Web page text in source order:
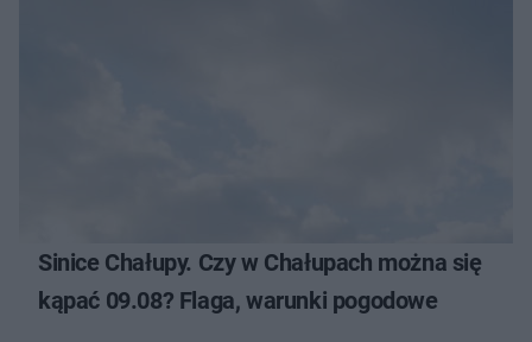
Sinice Chałupy. Czy w Chałupach można się
kąpać 09.08? Flaga, warunki pogodowe